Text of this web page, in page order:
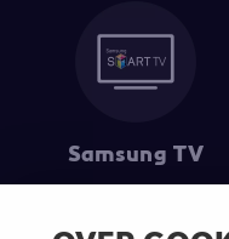
Samsung TV